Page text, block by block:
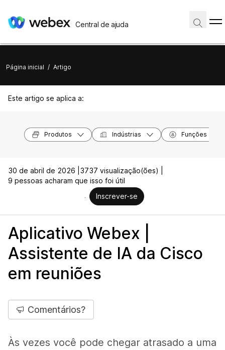
Central de ajuda
Página inicial / Artigo
Este artigo se aplica a:
Produtos Indústrias Funções
30 de abril de 2026 | 3737 visualização(ões) |
9 pessoas acharam que isso foi útil
Inscrever-se
Aplicativo Webex |
Assistente de IA da Cisco
em reuniões
Comentários?
Às vezes você pode chegar atrasado a uma